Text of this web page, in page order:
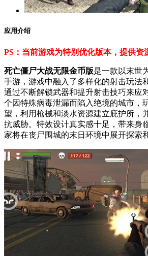
应用介绍
PS：当前游戏为特别优化版本，提供资
死亡僵尸大战无限金币版是一款以末世
手游，游戏中融入了多样化的射击玩法
通过不断解锁武器和提升射击技巧来应
个因特殊病毒泄漏而陷入绝境的城市，
望，利用枪械和淡水资源建立庇护所，
抗威胁。特效设计真实感十足，带来身
家将在丧尸围城的末日环境中展开探索